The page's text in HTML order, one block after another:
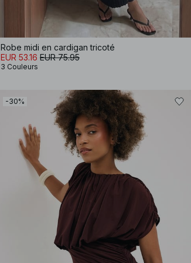
Robe midi en cardigan tricoté
EUR 53.16 EUR 75.95
3 Couleurs
-30%